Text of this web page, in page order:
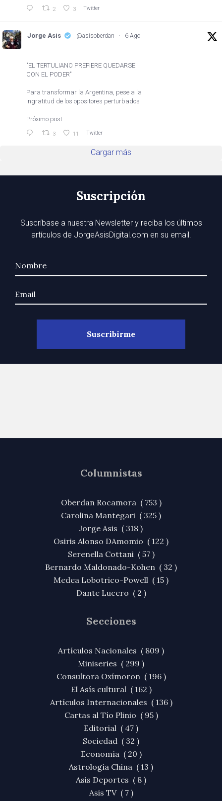
2 3 Twitter
Jorge Asis @asisoberdan · 6 Ago
"EL TERTULIANO PREFIERE QUEDARSE
CON EL PODER"
Para transformar la Argentina, pese a la
ingratitud de los opositores perturbados
Próximo post
3 11 Twitter
Cargar más
Suscripción
Suscríbase a nuestra Newsletter y reciba los últimos
artículos de JorgeAsisDigital.com en su email.
Columnistas
Oberdan Rocamora ( 753 )
Carolina Mantegari ( 325 )
Jorge Asis ( 318 )
Osiris Alonso DAmomio ( 122 )
Serenella Cottani ( 57 )
Bernardo Maldonado-Kohen ( 32 )
Medea Lobotrico-Powell ( 15 )
Dante Lucero ( 2 )
Secciones
Artículos Nacionales ( 809 )
Miniseries ( 299 )
Consultora Oxímoron ( 196 )
El Asís cultural ( 162 )
Artículos Internacionales ( 136 )
Cartas al Tío Plinio ( 95 )
Editorial ( 47 )
Sociedad ( 32 )
Economía ( 20 )
Astrología China ( 13 )
Asis Deportes ( 8 )
Asis TV ( 7 )